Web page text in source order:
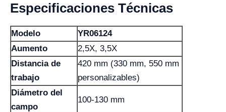
Especificaciones Técnicas
Modelo
YR06124
Aumento
2,5X, 3,5X
Distancia de
trabajo
420 mm (330 mm, 550 mm
personalizables)
Diámetro del
campo
100-130 mm